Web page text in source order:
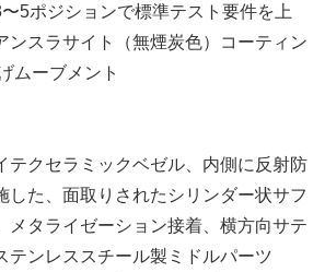
5ポジションで標準テスト要件を上
ンスラサイト（無煙炭色）コーティン
ムーブメント
テクセラミックベゼル、内側に反射防
した、面取りされたシリンダー状サフ
メタライゼーション接着、横方向サテ
テンレススチール製ミドルパーツ